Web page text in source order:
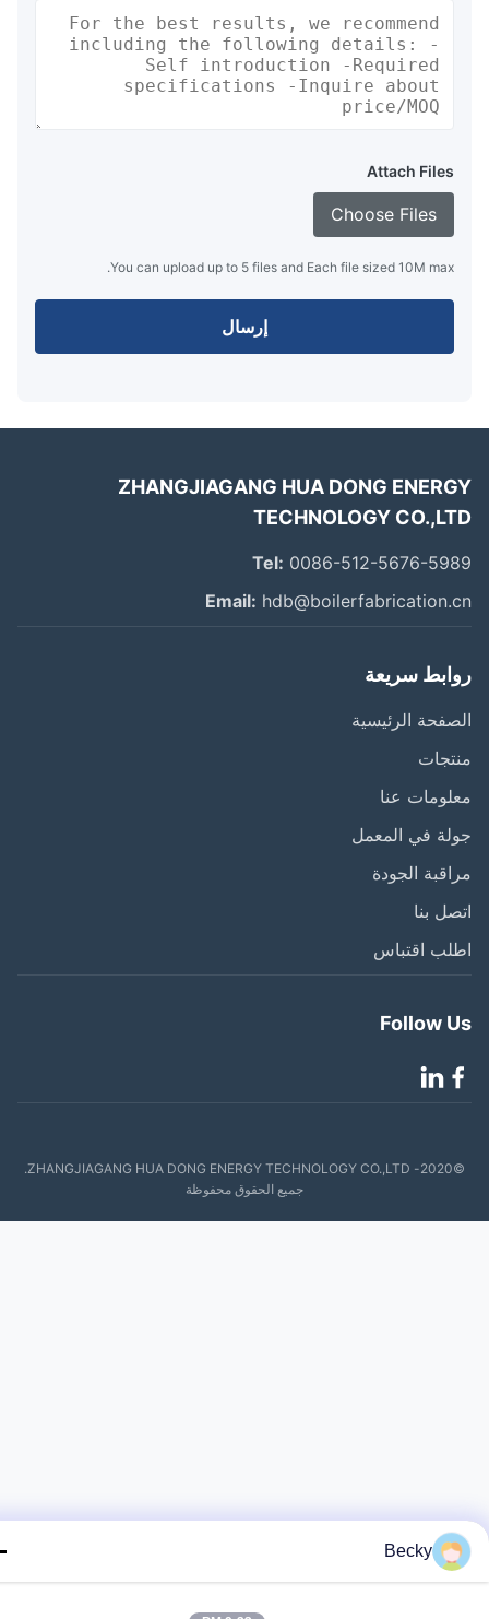
Attach Files
Choose Files
You can upload up to 5 files and Each file sized 10M max.
إرسال
ZHANGJIAGANG HUA DONG
TECHNOLOGY
Tel:0086-512-5676-
Email:
سريعة
الرئيسية
عنا
في المعمل
الجودة
بنا
اقتباس
Follow
©2020- ZHANGJIAGANG HUA DONG ENERGY TECHNOLOGY CO.,LTD.
جميع الحقوق محفوظة
Becky